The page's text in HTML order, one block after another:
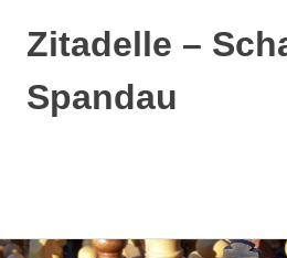
Zum
Zitadelle –
Spandau